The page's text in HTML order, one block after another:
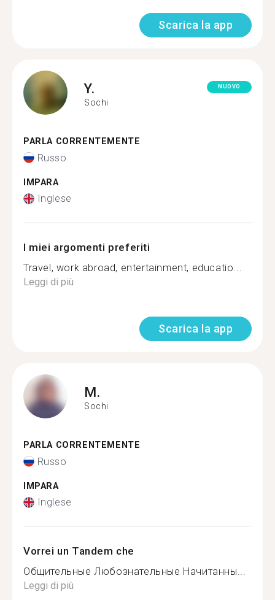
Scarica la app
Y.
Sochi
NUOVO
PARLA CORRENTEMENTE
Russo
IMPARA
Inglese
I miei argomenti preferiti
Travel, work abroad, entertainment, educatio...
Leggi di più
Scarica la app
M.
Sochi
PARLA CORRENTEMENTE
Russo
IMPARA
Inglese
Vorrei un Tandem che
Общительные Любознательные Начитанны...
Leggi di più